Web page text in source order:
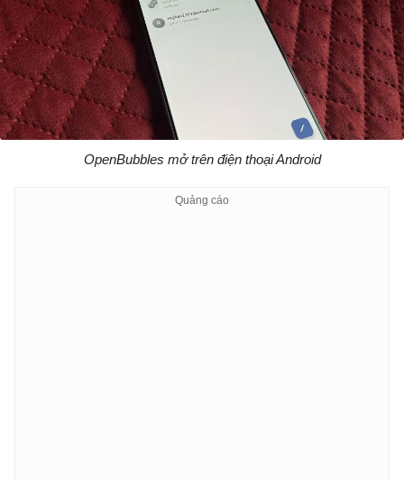
OpenBubbles mở trên điện thoại Android